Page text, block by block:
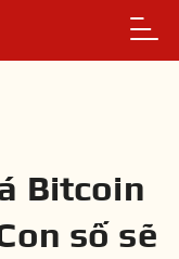
Bitcoin
số sẽ